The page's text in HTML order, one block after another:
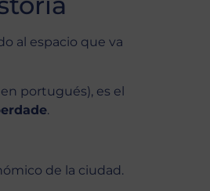
al espacio que va
portugués), es el
.
de la ciudad.